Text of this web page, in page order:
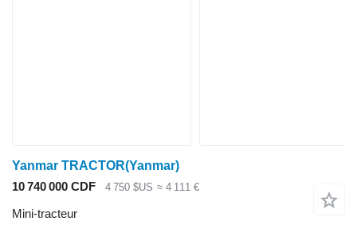
Yanmar TRACTOR(Yanmar)
10 740 000 CDF
4 750 $US ≈ 4 111 €
Mini-tracteur